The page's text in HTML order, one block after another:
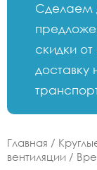
Сделаем
скидки
доставку
Главная /
вентиляции /